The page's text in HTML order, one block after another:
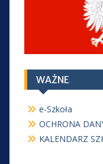
WAŻNE
e-Szkoła
OCHRONA
KALENDARZ